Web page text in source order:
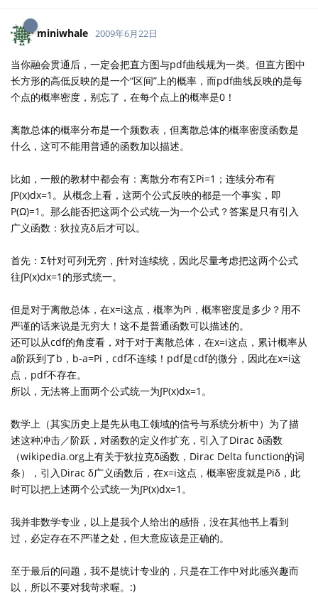
miniwhale 2009年6月22日
当你融会贯通后，一定会把直方图与pdf曲线规为一类。但直方图中
长方形的高低反映的是一个“区间”上的概率，而pdf曲线反映的是每
个点的概率密度，别忘了，在每个点上的概率是0！
离散总体的概率分布是一个频数表，但离散总体的概率密度函数是
什么，这可不能用普通的函数加以描述。
比如，一般的教材中都会有：离散分布有ΣPi=1；连续分布有
∫P(x)dx=1。从概念上看，这两个公式反映的都是一个事实，即
P(Ω)=1。那么能否把这两个公式统一为一个公式？答案是只有引入
广义函数：狄拉克δ后才可以。
首先：Σ针对可列无穷，∫针对连续统，因此尽量考虑把这两个公式
往∫P(x)dx=1的形式统一。
但是对于离散总体，在x=i这点，概率为Pi，概率密度是多少？用不
严谨的话来说是无穷大！这不是普通函数可以描述的。
还可以从cdf的角度看，对于对于离散总体，在x=i这点，累计概率从
a阶跃到了b，b-a=Pi，cdf不连续！pdf是cdf的微分，因此在x=i这
点，pdf不存在。
所以，无法将上面两个公式统一为∫P(x)dx=1。
数学上（其实历史上是先从电工领域的信号与系统分析中）为了描
述这种冲击／阶跃，对函数的定义作扩充，引入了Dirac δ函数
（wikipedia.org上有关于狄拉克δ函数，Dirac Delta function的词
条），引入Dirac δ广义函数后，在x=i这点，概率密度就是Piδ，此
时可以把上述两个公式统一为∫P(x)dx=1。
我并非数学专业，以上是我个人给出的感悟，没在其他书上看到
过，必定存在不严谨之处，但大意应该是正确的。
至于最后的问题，我不是统计专业的，只是在工作中对此感兴趣而
以，所以不要对我苛求喔。:)